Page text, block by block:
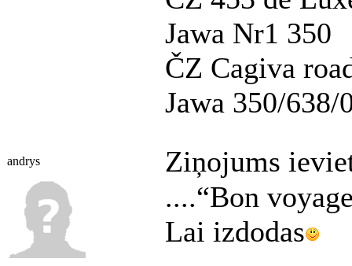
Jawa Nr1 350
ČZ Cagiva
Jawa 350/638/
andrys
Ziņojums
....“Bon
Lai izdodas